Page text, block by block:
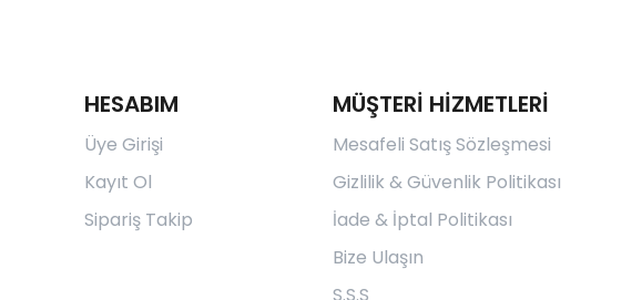
HESABIM
Üye Girişi
Kayıt Ol
Sipariş Takip
MÜŞTERİ HİZMETLERİ
Mesafeli Satış Sözleşmesi
Gizlilik & Güvenlik Politikası
İade & İptal Politikası
Bize Ulaşın